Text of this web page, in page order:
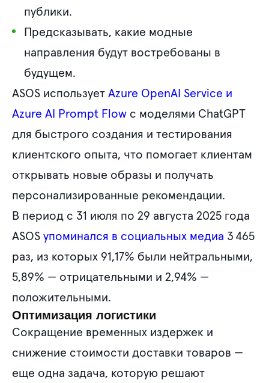
публики.
Предсказывать, какие модные
направления будут востребованы в
будущем.
ASOS использует Azure OpenAI Service и
Azure AI Prompt Flow с моделями ChatGPT
для быстрого создания и тестирования
клиентского опыта, что помогает клиентам
открывать новые образы и получать
персонализированные рекомендации.
В период с 31 июля по 29 августа 2025 года
ASOS упоминался в социальных медиа 3 465
раз, из которых 91,17% были нейтральными,
5,89% — отрицательными и 2,94% —
положительными.
Оптимизация логистики
Сокращение временных издержек и
снижение стоимости доставки товаров —
еще одна задача, которую решают